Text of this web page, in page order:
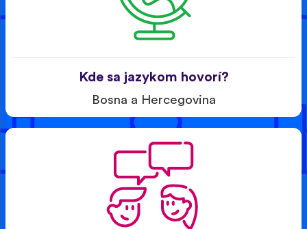
Kde sa jazykom hovorí?
Bosna a Hercegovina